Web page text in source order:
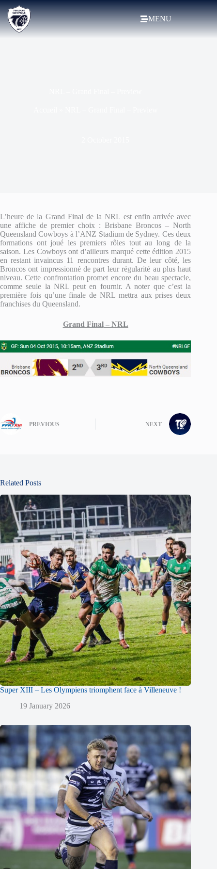
MENU
L’heure de la Grand Final de la NRL est enfin arrivée avec
une affiche de premier choix : Brisbane Broncos – North
Queensland Cowboys à l’ANZ Stadium de Sydney. Ces deux
formations ont joué les premiers rôles tout au long de la
saison. Les Cowboys ont d’ailleurs marqué cette édition 2015
en restant invaincus 11 rencontres durant. De leur côté, les
Broncos ont impressionné de part leur régularité au plus haut
niveau. Cette confrontation promet encore du beau spectacle,
comme seule la NRL peut en fournir. A noter que c’est la
première fois qu’une finale de NRL mettra aux prises deux
franchises du Queensland.
Grand Final– NRL
PREVIOUS NEXT
Related Posts
Super XIII – Les Olympiens triomphent face à Villeneuve !
19 January 2026